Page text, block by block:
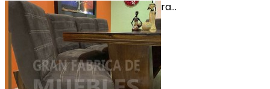
clic de distancia Ingresa a nuestra...